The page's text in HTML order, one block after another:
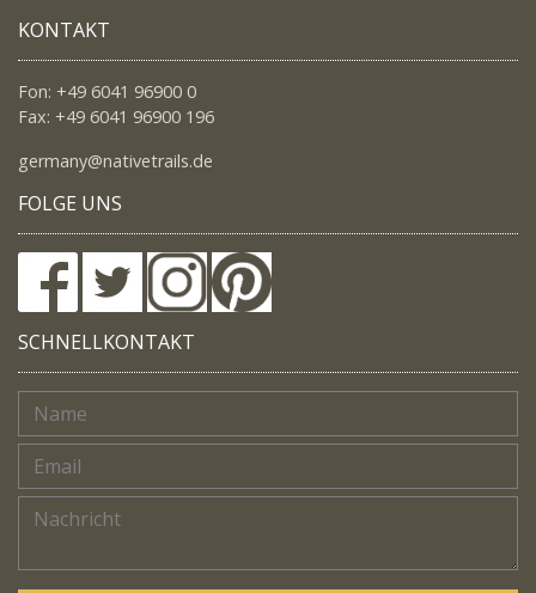
KONTAKT
Fon: +49 6041 96900 0
Fax: +49 6041 96900 196
germany@nativetrails.de
FOLGE UNS
SCHNELLKONTAKT